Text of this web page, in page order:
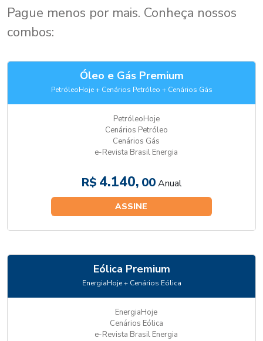
Pague menos por mais. Conheça nossos
combos:
Óleo e Gás Premium
PetróleoHoje + Cenários Petróleo + Cenários Gás
PetróleoHoje
Cenários Petróleo
Cenários Gás
e-Revista Brasil Energia
R$ 4.140, 00 Anual
ASSINE
Eólica Premium
EnergiaHoje + Cenários Eólica
EnergiaHoje
Cenários Eólica
e-Revista Brasil Energia